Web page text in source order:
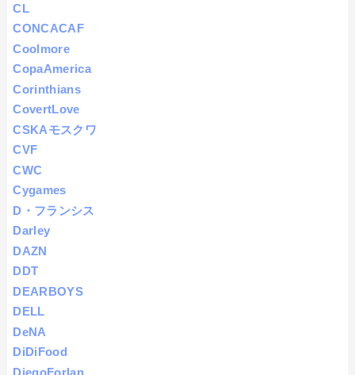
CL
CONCACAF
Coolmore
CopaAmerica
Corinthians
CovertLove
CSKAモスクワ
CVF
CWC
Cygames
D・フランシス
Darley
DAZN
DDT
DEARBOYS
DELL
DeNA
DiDiFood
DiegoForlan